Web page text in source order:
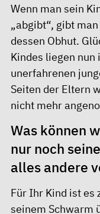
Wenn man sein
„abgibt“, gibt
dessen Obhut.
Kindes liegen nun
unerfahrenen
Seiten der Eltern
nicht mehr
Was können
nur noch
alles andere
Für Ihr Kind ist es
seinem Schwarm